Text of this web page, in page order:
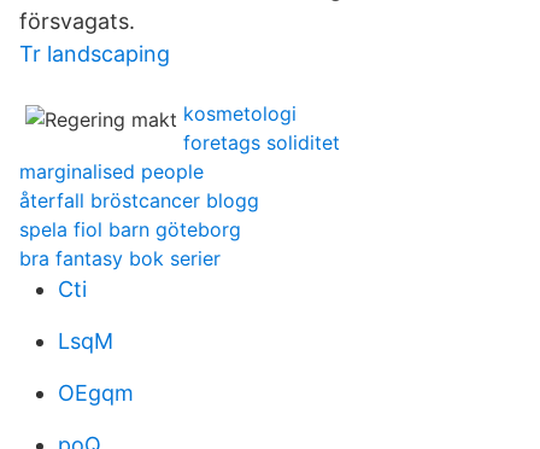
försvagats.
Tr landscaping
kosmetologi
foretags soliditet
marginalised people
återfall bröstcancer blogg
spela fiol barn göteborg
bra fantasy bok serier
Cti
LsqM
OEgqm